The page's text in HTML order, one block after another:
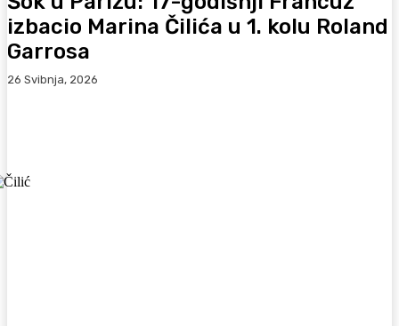
izbacio Marina Čilića u 1. kolu Roland
Garrosa
26 Svibnja, 2026